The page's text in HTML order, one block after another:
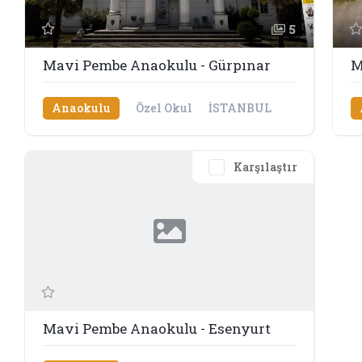
5
Mavi Pembe Anaokulu - Gürpınar
Anaokulu Özel Okul İSTANBUL
Karşılaştır
Mavi Pembe Anaokulu - Esenyurt